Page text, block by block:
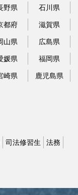
野県 石川県
都府 滋賀県
山県 広島県
媛県 福岡県
崎県 鹿児島県
司法修習生
法務